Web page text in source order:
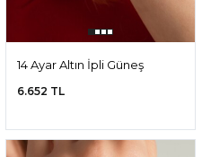
14 Ayar Altın İpli Güneş
6.652 TL